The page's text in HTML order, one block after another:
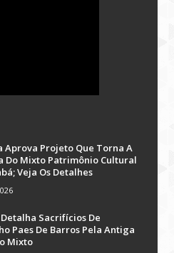
Aprova Projeto Que Torna A
Do Mixto Patrimônio Cultural
Veja Os Detalhes
Sacrifícios De
Paes De Barros Pela Antiga
Mixto